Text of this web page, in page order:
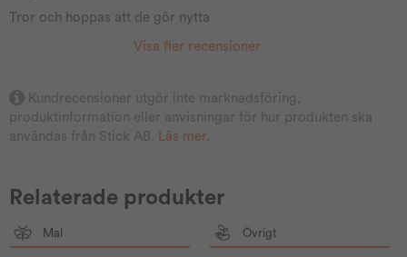
Tror och hoppas att de gör nytta
Visa fler recensioner
Kundrecensioner utgör inte marknadsföring,
produktinformation eller anvisningar för hur produkten ska
användas från Stick AB.
Läs mer
Relaterade produkter
Mal Övrigt